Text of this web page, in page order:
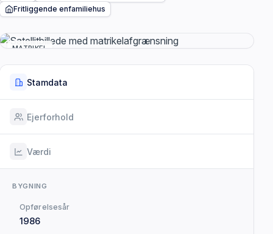
Fritliggende enfamiliehus
MATRIKEL
Stamdata
Ejerforhold
Værdi
BYGNING
Opførelsesår
1986